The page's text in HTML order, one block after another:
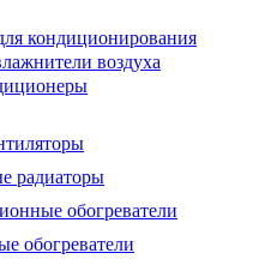
кондиционирования
воздуха
радиаторы
обогреватели
обогреватели